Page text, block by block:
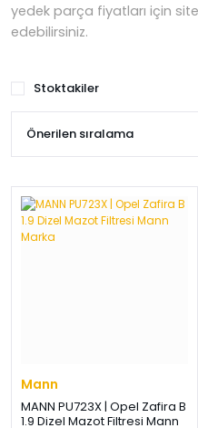
MOTOR
››
AKÜ
›
yedek parça fiyatları için
edebilirsiniz.
Stoktakiler
Mann
MANN PU723X | Opel Zafira B
1.9 Dizel Mazot Filtresi Mann